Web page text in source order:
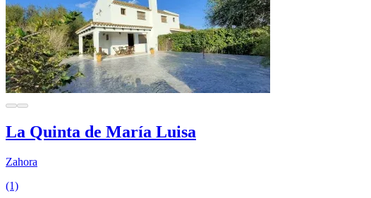
La Quinta de María Luisa
Zahora
(1)